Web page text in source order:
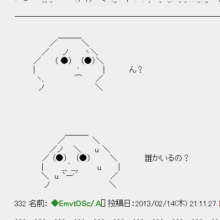
／ ＼
／ ノ ヽ＼
／ （ ●） （●）＼
| ' | ん？
ヽ、 ⌒ ／
ノ ＼
／ ＼
／ノ ＼ u. ＼
／ （●） （●） ＼ 誰かいるの？
| __´___ u. |
＼ u. `ー'´ ／
ノ ＼
332 名前： ◆EmvtOSc/.A[] 投稿日：2013/02/14(木) 21:11:27